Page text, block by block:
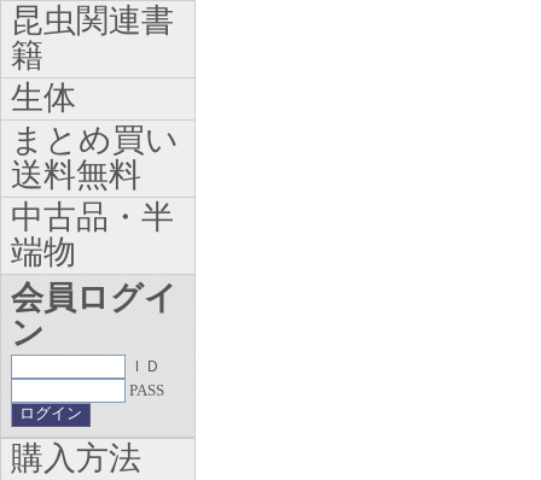
昆虫関連書
籍
生体
まとめ買い
送料無料
中古品・半
端物
会員ログイ
ン
ＩＤ
PASS
購入方法